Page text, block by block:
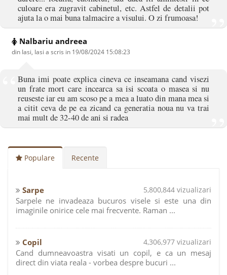
culoare era zugravit cabinetul, etc. Astfel de detalii pot
ajuta la o mai buna talmacire a visului. O zi frumoasa!
Nalbariu andreea
din Iasi, Iasi a scris in 19/08/2024 15:08:23
Buna imi poate explica cineva ce inseamana cand visezi
un frate mort care incearca sa isi scoata o masea si nu
reuseste iar eu am scoso pe a mea a luato din mana mea si
a citit ceva de pe ea zicand ca generatia noua nu va trai
mai mult de 32-40 de ani si radea
Populare Recente
Sarpe 5,800,844 vizualizari
Sarpele ne invadeaza bucuros visele si este una din
imaginile onirice cele mai frecvente. Raman ...
Copil 4,306,977 vizualizari
Cand dumneavoastra visati un copil, e ca un mesaj
direct din viata reala - vorbea despre bucuri ...